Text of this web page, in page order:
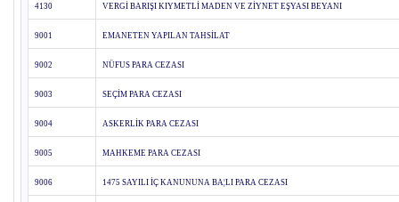
4130 VERGİ BARIŞI KIYMETLİ MADEN VE ZİYNET EŞYASI BEYANI
9001 EMANETEN YAPILAN TAHSİLAT
9002 NÜFUS PARA CEZASI
9003 SEÇİM PARA CEZASI
9004 ASKERLİK PARA CEZASI
9005 MAHKEME PARA CEZASI
9006 1475 SAYILI İÇ KANUNUNA BA¦LI PARA CEZASI